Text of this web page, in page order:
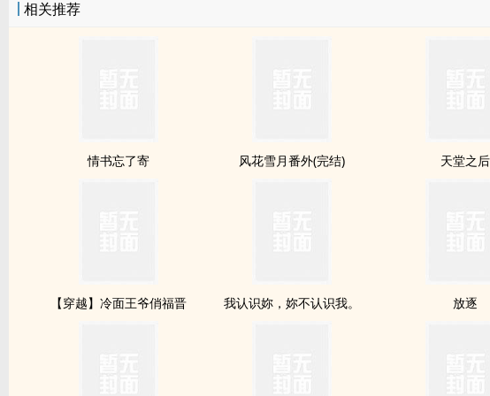
相关推荐
情书忘了寄 风花雪月番外(完结) 天堂之后
【穿越】冷面王爷俏福晋 我认识妳，妳不认识我。 放逐